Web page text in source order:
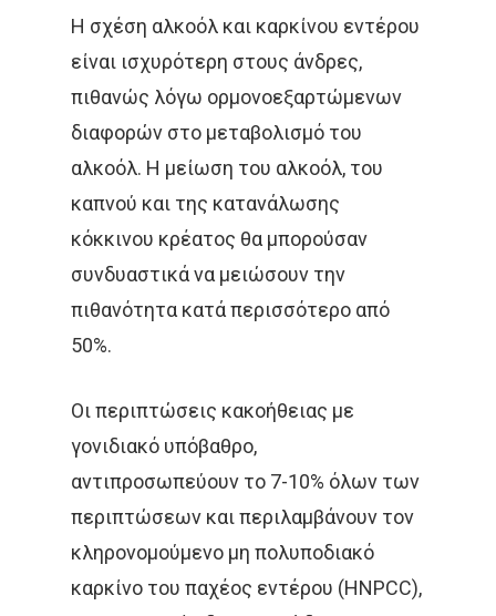
Η σχέση αλκοόλ και καρκίνου εντέρου
είναι ισχυρότερη στους άνδρες,
πιθανώς λόγω ορμονοεξαρτώμενων
διαφορών στο μεταβολισμό του
αλκοόλ. Η μείωση του αλκοόλ, του
καπνού και της κατανάλωσης
κόκκινου κρέατος θα μπορούσαν
συνδυαστικά να μειώσουν την
πιθανότητα κατά περισσότερο από
50%.
Οι περιπτώσεις κακοήθειας με
γονιδιακό υπόβαθρο,
αντιπροσωπεύουν το 7-10% όλων των
περιπτώσεων και περιλαμβάνουν τον
κληρονομούμενο μη πολυποδιακό
καρκίνο του παχέoς εντέρου (HNPCC),
ΚΑΡΚΊΝΟΣ ΤΟΥ ΠΑΧΈΟΣ
ΕΝΤΈΡΟΥ
ΚΑΡΚΊΝΟΣ ΤΟΥ
ΟΓΚΟΛΌΓΟΣ
ΠΡΟΣΤΆΤΗΣ
ΠΌΝΟΣ ΤΕΣΤ ΠΑΠ
ΧΗΜΕΙΟΘΕΡΑΠΕΊΑ